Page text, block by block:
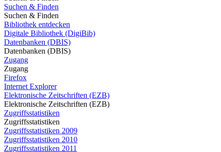
Suchen & Finden
Suchen & Finden
Bibliothek entdecken
Digitale Bibliothek (DigiBib)
Datenbanken (DBIS)
Datenbanken (DBIS)
Zugang
Zugang
Firefox
Internet Explorer
Elektronische Zeitschriften (EZB)
Elektronische Zeitschriften (EZB)
Zugriffsstatistiken
Zugriffsstatistiken
Zugriffsstatistiken 2009
Zugriffsstatistiken 2010
Zugriffsstatistiken 2011